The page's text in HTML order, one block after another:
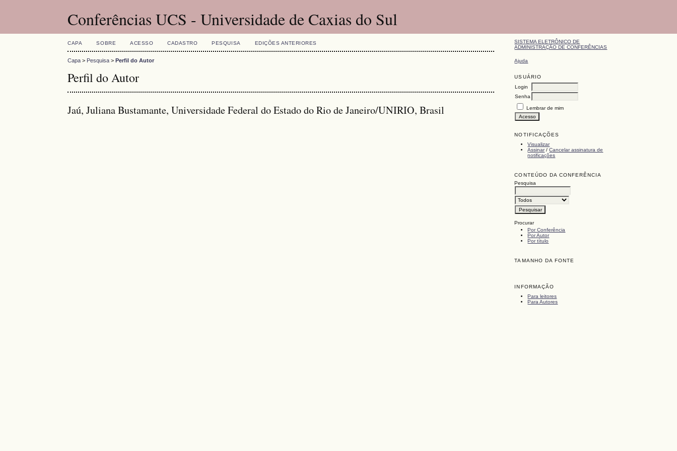
Conferências UCS - Universidade de Caxias do Sul
SISTEMA ELETRÔNICO DE
ADMINISTRAÇÃO DE CONFERÊNCIAS
Ajuda
USUÁRIO
Login
Senha
Lembrar de mim
NOTIFICAÇÕES
Visualizar
Assinar/Cancelar assinatura de
notificações
CONTEÚDO DA CONFERÊNCIA
Pesquisa
Procurar
Por Conferência
Por Autor
Por título
TAMANHO DA FONTE
INFORMAÇÃO
Para leitores
Para Autores
CAPA SOBRE ACESSO CADASTRO PESQUISA EDIÇÕES ANTERIORES
Capa > Pesquisa >Perfil do Autor
Perfil do Autor
Jaú, Juliana Bustamante, Universidade Federal do Estado do Rio de Janeiro/UNIRIO, Brasil